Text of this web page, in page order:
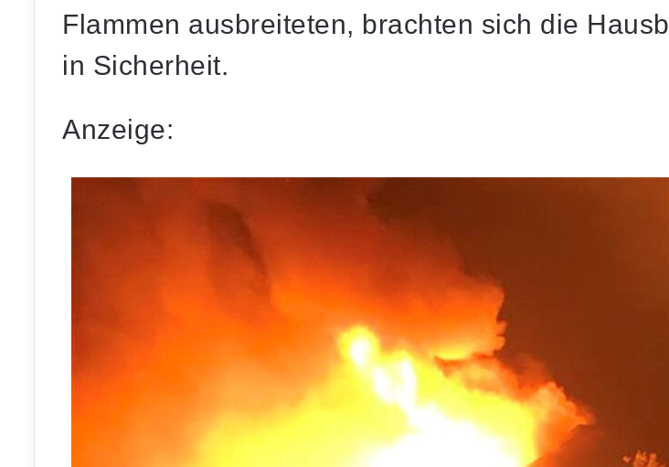
Flammen ausbreiteten, brachten sich die
in Sicherheit.
Anzeige: